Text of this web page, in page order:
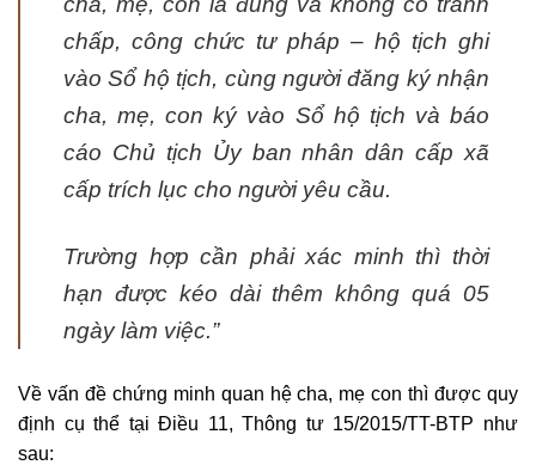
chấp, công chức tư pháp – hộ tịch ghi
vào Sổ hộ tịch, cùng người đăng ký nhận
cha, mẹ, con ký vào Sổ hộ tịch và báo
cáo Chủ tịch Ủy ban nhân dân cấp xã
cấp trích lục cho người yêu cầu.
Trường hợp cần phải xác minh thì thời
hạn được kéo dài thêm không quá 05
ngày làm việc.”
Về vấn đề chứng minh quan hệ cha, mẹ con thì được quy
định cụ thể tại Điều 11, Thông tư 15/2015/TT-BTP như
sau: